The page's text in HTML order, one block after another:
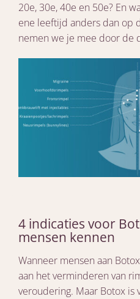
20e, 30e, 40e en 50e? En
ene leeftijd anders dan op
nemen we je mee door de
4 indicaties voor
mensen kennen
Wanneer mensen aan
aan het verminderen van
veroudering. Maar Botox is